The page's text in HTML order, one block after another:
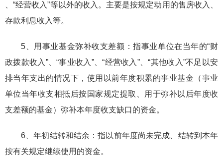
、“经营收入”等以外的收入。主要是按规定动用的售房收入、
存款利息收入等。
5、用事业基金弥补收支差额：指事业单位在当年的“财
政拨款收入”、“事业收入”、“经营收入”、“其他收入”不足以安
排当年支出的情况下，使用以前年度积累的事业基金（事业
单位当年收支相抵后按国家规定提取、用于弥补以后年度收
支差额的基金）弥补本年度收支缺口的资金。
6、年初结转和结余：指以前年度尚未完成、结转到本年
按有关规定继续使用的资金。